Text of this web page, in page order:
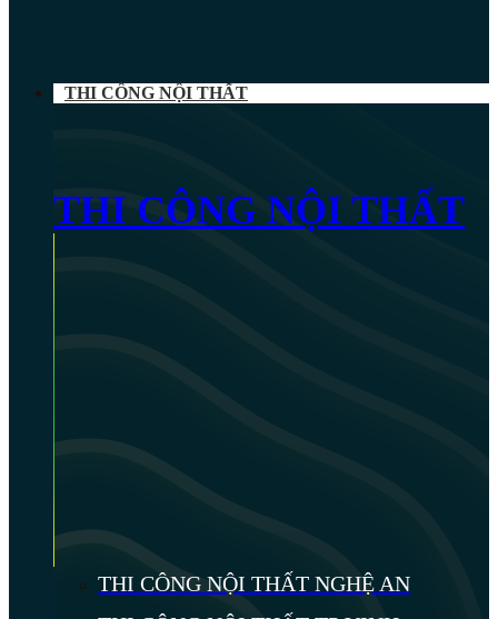
THI CÔNG NỘI THẤT
THI CÔNG NỘI THẤT
THI CÔNG NỘI THẤT NGHỆ AN